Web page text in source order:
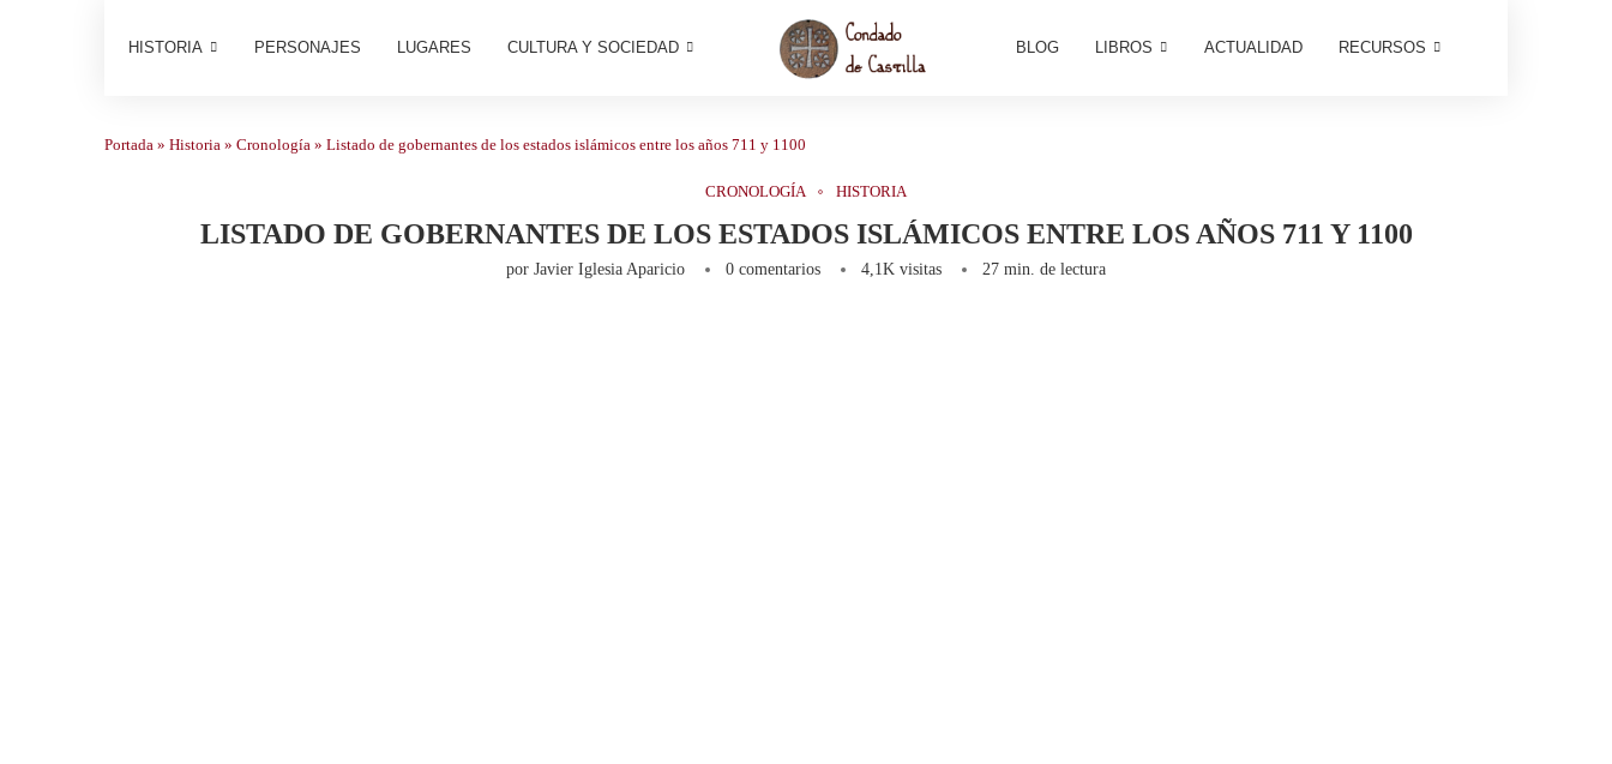
HISTORIA PERSONAJES LUGARES CULTURA Y SOCIEDAD BLOG LIBROS ACTUALIDAD RECURSOS
Portada » Historia » Cronología » Listado de gobernantes de los estados islámicos entre los años 711 y 1100
CRONOLOGÍA HISTORIA
LISTADO DE GOBERNANTES DE LOS ESTADOS ISLÁMICOS ENTRE LOS AÑOS 711 Y 1100
por Javier Iglesia Aparicio 0 comentarios 4,1K visitas 27 min. de lectura